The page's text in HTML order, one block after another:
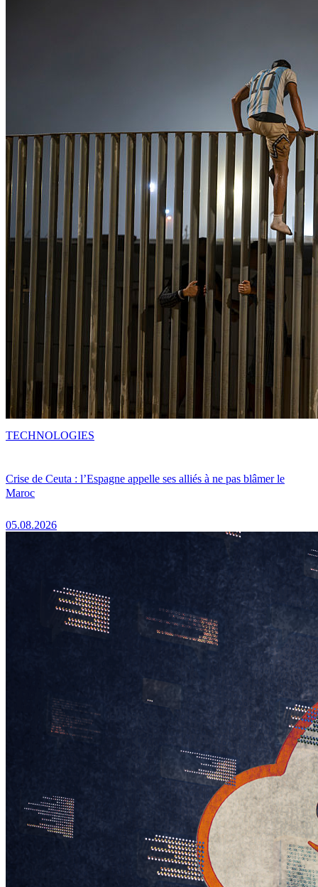
Crise de Ceuta : l’Espagne appelle ses alliés à ne pas blâmer le
Maroc
05.08.2026
TECHNOLOGIES